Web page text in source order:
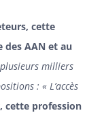
cette
des AAN et au
milliers
: « L’accès
cette profession